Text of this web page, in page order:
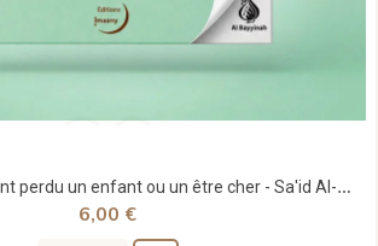
Lettre à ceux qui ont perdu un enfant ou un être cher - Sa'id Al-Qahtâni - Editions Imaany
6,00 €